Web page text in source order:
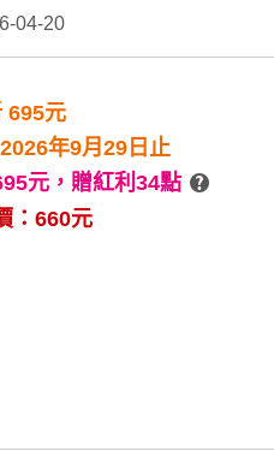
04-20
695元
年9月29日止
元， 贈紅利34點
：660元